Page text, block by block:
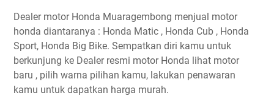
Dealer motor Honda Muaragembong menjual motor
honda diantaranya : Honda Matic , Honda Cub , Honda
Sport, Honda Big Bike. Sempatkan diri kamu untuk
berkunjung ke Dealer resmi motor Honda lihat motor
baru , pilih warna pilihan kamu, lakukan penawaran
kamu untuk dapatkan harga murah.